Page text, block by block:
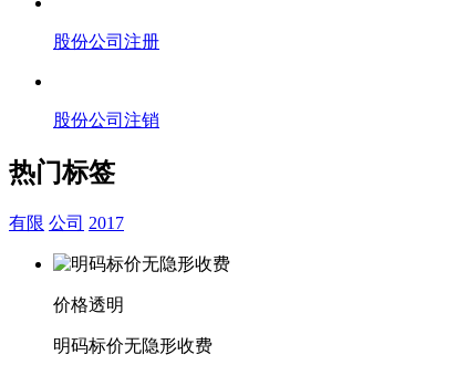
股份公司注册
股份公司注销
热门标签
有限 公司 2017
价格透明
明码标价无隐形收费